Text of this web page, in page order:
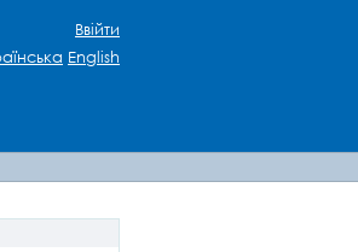
Ввійти
English